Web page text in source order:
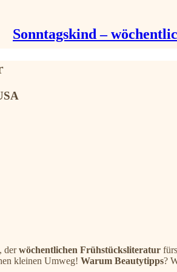
Sonntagskind –
derwöchentlichen Frühstücksliteratur
kleinen Umweg! Warum Beautytipps?